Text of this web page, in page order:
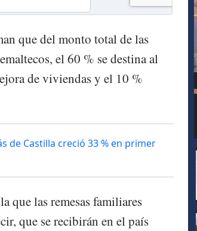
que del monto total de las
el 60 % se destina al
de viviendas y el 10 %
de Castilla creció 33 % en primer
que las remesas familiares
que se recibirán en el país